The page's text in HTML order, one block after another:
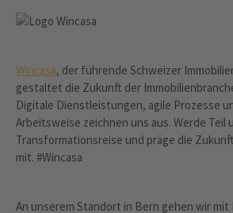
Wincasa, der führende Schweizer
gestaltet die Zukunft der
Digitale Dienstleistungen, agile Prozesse
Arbeitsweise zeichnen uns aus. Werde Teil
Transformationsreise und präge die
mit. #Wincasa
An unserem Standort in Bern gehen wir mit